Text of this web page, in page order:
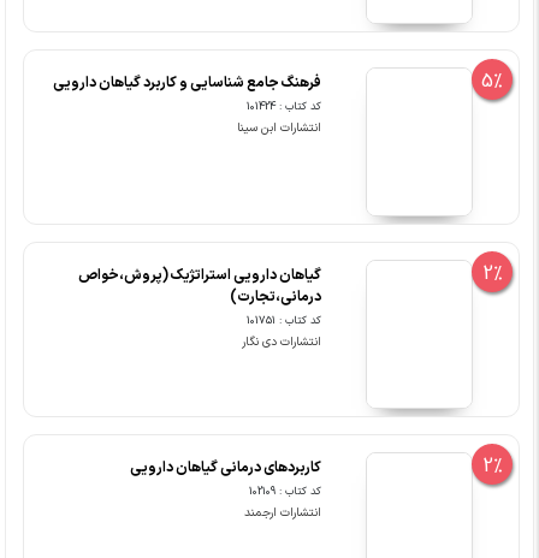
5% فرهنگ جامع شناسایی و کاربرد گیاهان دارویی
کد کتاب : 101424
انتشارات ابن سینا
2%
گیاهان دارویی استراتژیک (پروش،خواص
درمانی،تجارت)
کد کتاب : 101751
انتشارات دی نگار
2% کاربردهای درمانی گیاهان دارویی
کد کتاب : 102109
انتشارات ارجمند